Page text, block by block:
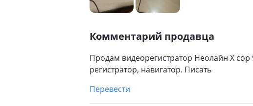
Комментарий продавца
Продам видеорегистратор Неолайн Х
регистратор, навигатор. Писать
Перевести